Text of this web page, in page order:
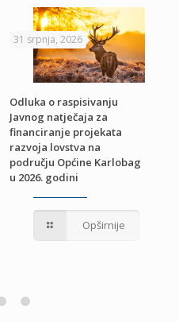
31 srpnja, 2026
Odluka o raspisivanju
Javnog natječaja za
financiranje projekata
razvoja lovstva na
području Općine Karlobag
u 2026. godini
Opširnije